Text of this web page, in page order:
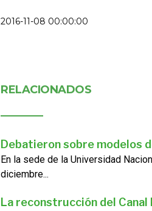
2016-11-08 00:00:00
RELACIONADOS
Debatieron sobre modelos
En la sede de la Universidad
diciembre...
La reconstrucción del